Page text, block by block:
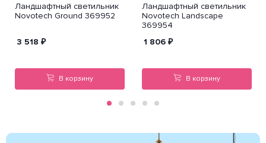
Ландшафтный светильник
Novotech Ground 369952
3 518 ₽
В корзину
Ландшафтный светильник
Novotech Landscape
369954
1 806 ₽
В корзину